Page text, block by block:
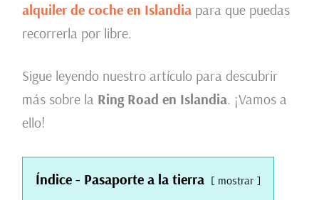
alquiler de coche en Islandiapara que puedas
recorrerla por libre.
Sigue leyendo nuestro artículo para descubrir
más sobre la Ring Road en Islandia. ¡Vamos a
ello!
Índice - Pasaporte a la tierra mostrar